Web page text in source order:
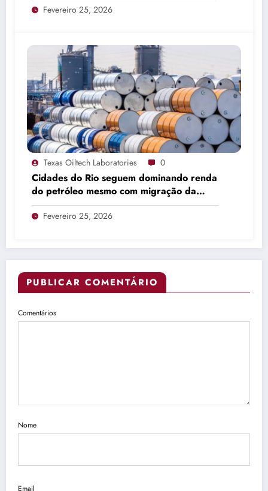
Fevereiro 25, 2026
Texas Oiltech Laboratories 0
Cidades do Rio seguem dominando renda
do petróleo mesmo com migração da
produção
Fevereiro 25, 2026
PUBLICAR COMENTÁRIO
Comentários
Nome
Email